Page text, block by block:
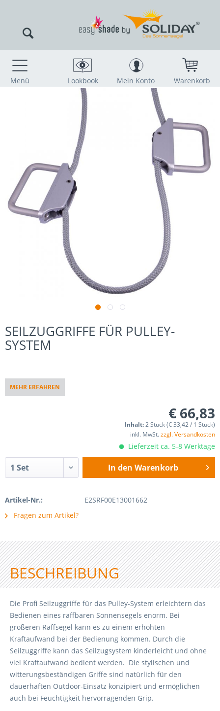
Menü Lookbook Mein Konto Warenkorb
SEILZUGGRIFFE FÜR PULLEY-
SYSTEM
MEHR ERFAHREN
€ 66,83
Inhalt:2 Stück (€ 33,42 / 1 Stück)
inkl. MwSt.zzgl. Versandkosten
Lieferzeit ca. 5-8 Werktage
In den Warenkorb
Artikel-Nr.:
E2SRF00E13001662
Fragen zum Artikel?
BESCHREIBUNG
Die Profi Seilzuggriffe für das Pulley-System erleichtern das
Bedienen eines raffbaren Sonnensegels enorm. Bei
größeren Raffsegel kann es zu einem erhöhten
Kraftaufwand bei der Bedienung kommen. Durch die
Seilzuggriffe kann das Seilzugsystem kinderleicht und ohne
viel Kraftaufwand bedient werden. Die stylischen und
witterungsbeständigen Griffe sind natürlich für den
dauerhaften Outdoor-Einsatz konzipiert und ermöglichen
auch bei Feuchtigkeit hervorragenden Grip.